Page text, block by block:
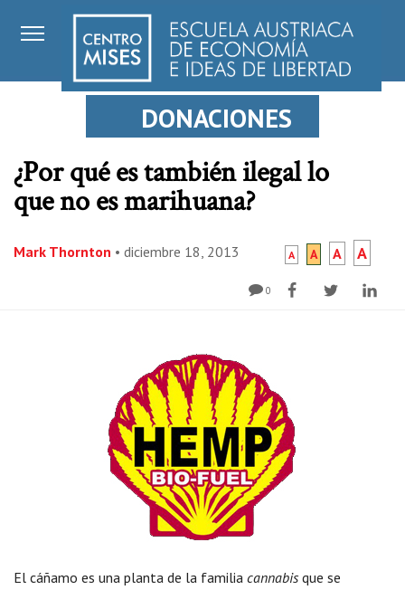
DONACIONES
¿Por qué es también ilegal lo
que no es marihuana?
Mark Thornton • diciembre 18, 2013 A A A A
0
El cáñamo es una planta de la familia cannabis que se